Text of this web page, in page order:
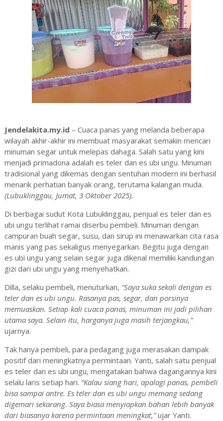
Jendelakita.my.id – Cuaca panas yang melanda beberapa
wilayah akhir-akhir ini membuat masyarakat semakin mencari
minuman segar untuk melepas dahaga. Salah satu yang kini
menjadi primadona adalah es teler dan es ubi ungu. Minuman
tradisional yang dikemas dengan sentuhan modern ini berhasil
menarik perhatian banyak orang, terutama kalangan muda.
(Lubuklinggau, Jumat, 3 Oktober 2025).
Di berbagai sudut Kota Lubuklinggau, penjual es teler dan es
ubi ungu terlihat ramai diserbu pembeli. Minuman dengan
campuran buah segar, susu, dan sirup ini menawarkan cita rasa
manis yang pas sekaligus menyegarkan. Begitu juga dengan
es ubi ungu yang selain segar juga dikenal memiliki kandungan
gizi dari ubi ungu yang menyehatkan.
Dilla, selaku pembeli, menuturkan, “Saya suka sekali dengan es
teler dan es ubi ungu. Rasanya pas, segar, dan porsinya
memuaskan. Setiap kali cuaca panas, minuman ini jadi pilihan
utama saya. Selain itu, harganya juga masih terjangkau,”
ujarnya.
Tak hanya pembeli, para pedagang juga merasakan dampak
positif dari meningkatnya permintaan. Yanti, salah satu penjual
es teler dan es ubi ungu, mengatakan bahwa dagangannya kini
selalu laris setiap hari. “Kalau siang hari, apalagi panas, pembeli
bisa sampai antre. Es teler dan es ubi ungu memang sedang
digemari sekarang. Saya biasa menyiapkan bahan lebih banyak
dari biasanya karena permintaan meningkat,”ujar Yanti.